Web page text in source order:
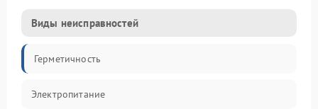
Виды неисправностей
Герметичность
Электропитание